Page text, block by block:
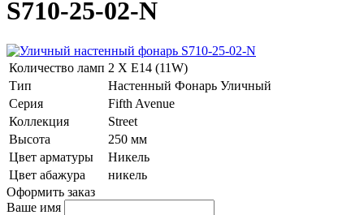
S710-25-02-N
Количество ламп 2 Х E14 (11W)
Тип
Настенный Фонарь Уличный
Серия
Fifth Avenue
Коллекция
Street
Высота
250 мм
Цвет арматуры
Никель
Цвет абажура
никель
Оформить заказ
Ваше имя